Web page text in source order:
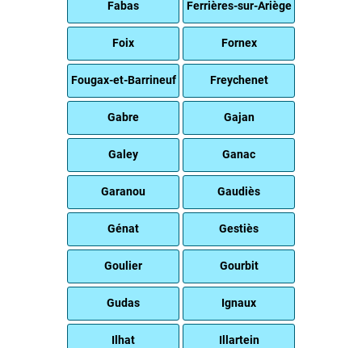
Fabas Ferrières-sur-Ariège
Foix Fornex
Fougax-et-Barrineuf Freychenet
Gabre Gajan
Galey Ganac
Garanou Gaudiès
Génat Gestiès
Goulier Gourbit
Gudas Ignaux
Ilhat Illartein